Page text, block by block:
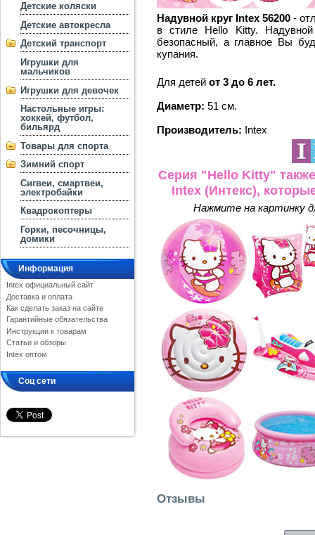
Детские коляски
Детские автокресла
Детский транспорт
Игрушки для
мальчиков
Игрушки для девочек
Настольные игры:
хоккей, футбол,
бильярд
Товары для спорта
Зимний спорт
Сигвеи, смартвеи,
электробайки
Квадрокоптеры
Горки, песочницы,
домики
Информация
Intex официальный сайт
Доставка и оплата
Как сделать заказ на сайте
Гарантийные обязательства
Инструкции к товарам
Статьи и обзоры
Intex оптом
Соц сети
Надувной круг Intex 56200 -
в стиле Hello Kitty. Надувной
безопасный, а главное Вы
купания.
Для детей от 3 до 6 лет.
Диаметр: 51 см.
Производитель: Intex
Серия "Hello Kitty "
Intex (Интекс),
Нажмите на картинку
Отзывы